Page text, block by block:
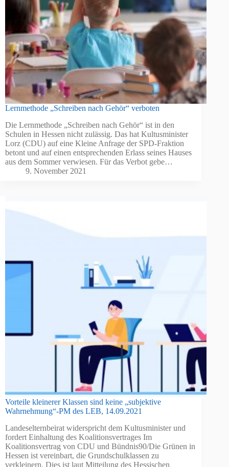
Lernmethode „Schreiben nach Gehör“ verboten
Die Lernmethode „Schreiben nach Gehör“ ist in den
Schulen in Hessen nicht zulässig. Das hat Kultusminister
Lorz (CDU) auf eine Kleine Anfrage der SPD-Fraktion
betont und auf einen entsprechenden Erlass seines Hauses
aus dem Sommer verwiesen. Für das Verbot gebe…
9. November 2021
Vorteile kleinerer Klassen sind keine „subjektive
Wahrnehmung“-PM des LEB, 14.09.2021
Landeselternbeirat widerspricht dem Kultusminister und
fordert Einhaltung des Koalitionsvertrages Im
Koalitionsvertrag von CDU und Bündnis90/Die Grünen in
Hessen ist vereinbart, die Grundschulklassen zu
verkleinern. Dies ist laut Mitteilung des Hessischen